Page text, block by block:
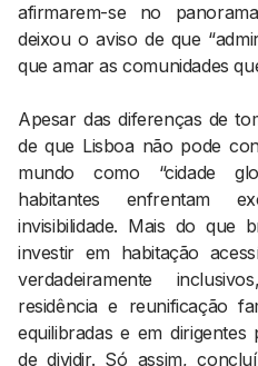
afirmarem-se no
deixou o aviso de que
que amar as comunidades
Apesar das diferenças de
de que Lisboa não pode
mundo como “cidade
habitantes enfrentam
invisibilidade. Mais do que
investir em habitação
verdadeiramente
residência e reunificação
equilibradas e em
de dividir. Só assim,